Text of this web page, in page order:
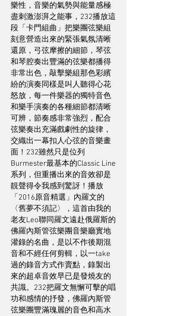
樂性，音樂的氣勢與能量感極
盡刺激澎湃之能事，232播放這
段「卡門組曲」把樂團弦樂組
刻意營造出來的緊張氣氛清晰
還原，弓弦摩擦的細節，琴弦
和琴腔奏出豐滿的弦樂都播得
非常出色，敲擊樂組那色彩繽
紛的演奏同樣是叫人聽得心花
怒放，每一件樂器的獨特音色
和樂手演奏的各種細節都清晰
可辨，節奏感非常強烈，配合
弦樂奏出充滿戲劇性的旋律，
交織出一幕扣人心弦的音樂畫
面！232雖然只是位列
Burmester最基本的Classic Line
系列，但重播出來的音效卻是
靚聲得令我感到驚訝！播放
「2016原音精選」內羅文的
〈舊夢不須記〉，這首由我的
老友Leo聯同羅文遠赴俄羅斯的
佛羅內斯管弦樂團音樂廳實地
灌錄的名曲，是以不作後期混
音和不經任何剪輯，以一take
過的錄音方式作賣點，錄製出
來的超卓音效早已是發燒友的
共識。232把羅文無懈可擊的唱
功和感情的抒發，佛羅內斯管
弦樂團豐滿瑰麗的音色和高水